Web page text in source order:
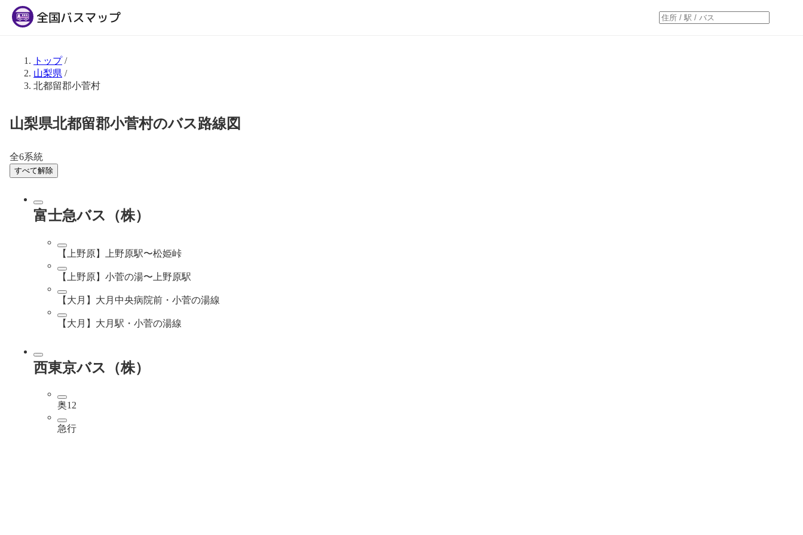
トップ/
山梨県 /
北都留郡小菅村
山梨県北都留郡小菅村のバス路線図
全6系統
すべて解除
富士急バス（株）
【上野原】上野原駅〜松姫峠
【上野原】小菅の湯〜上野原駅
【大月】大月中央病院前・小菅の湯線
【大月】大月駅・小菅の湯線
西東京バス（株）
奥12
急行